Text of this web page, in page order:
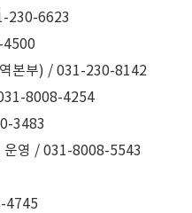
230-6623
4500
본부) / 031-230-8142
8008-4254
3483
운영 / 031-8008-5543
4745